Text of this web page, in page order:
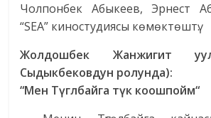
Чолпонбек Абыкеев, Эрнест
“SEA” киностудиясы көмөктөштү.
Жолдошбек Жанжигит
Сыдыкбековдун ролунда):
“Мен Түглбайга түк коошпойм“